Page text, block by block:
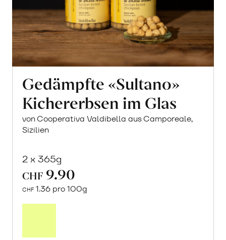
Gedämpfte «Sultano»
Kichererbsen im Glas
von Cooperativa Valdibella aus Camporeale,
Sizilien
2 x 365g
CHF 9.90
CHF 1.36 pro 100g